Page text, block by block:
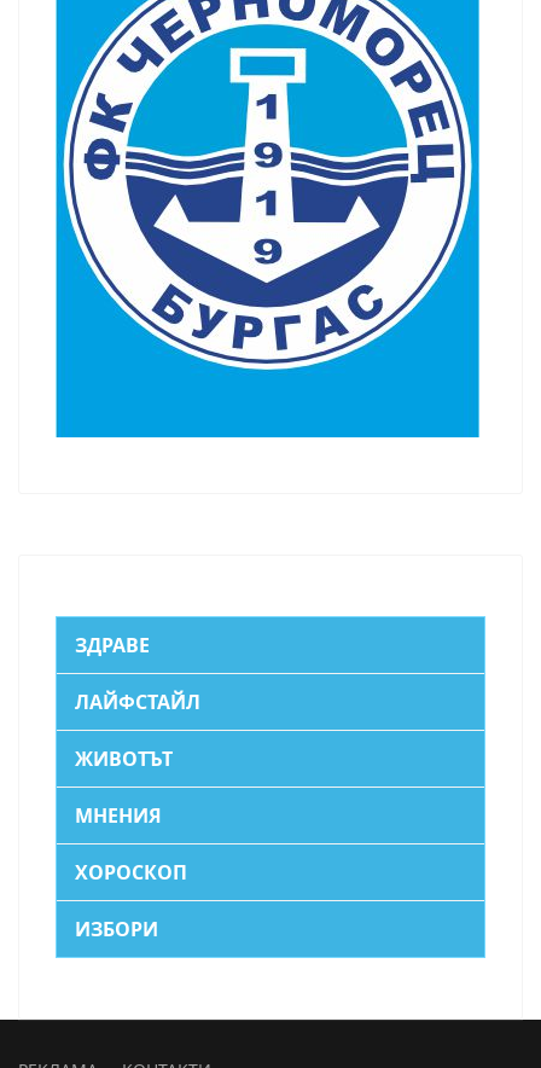
ЗДРАВЕ
ЛАЙФСТАЙЛ
ЖИВОТЪТ
МНЕНИЯ
ХОРОСКОП
ИЗБОРИ